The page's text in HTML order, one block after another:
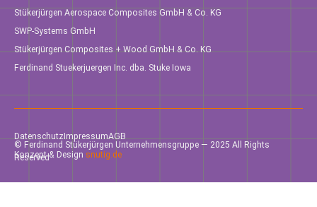
Stükerjürgen Aerospace Composites GmbH & Co. KG
SWP-Systems GmbH
Stükerjürgen Composites + Wood GmbH & Co. KG
Ferdinand Stuekerjuergen Inc. dba. Stuke Iowa
DatenschutzImpressumAGB
© Ferdinand Stükerjürgen Unternehmensgruppe — 2025 All Rights
Reserved
Konzept & Design snutig.de